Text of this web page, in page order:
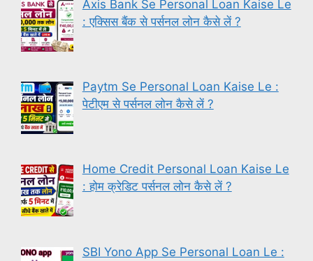
Axis Bank Se Personal Loan Kaise Le
: एक्सिस बैंक से पर्सनल लोन कैसे लें ?
Paytm Se Personal Loan Kaise Le :
पेटीएम से पर्सनल लोन कैसे लें ?
Home Credit Personal Loan Kaise Le
: होम क्रेडिट पर्सनल लोन कैसे लें ?
SBI Yono App Se Personal Loan Le :